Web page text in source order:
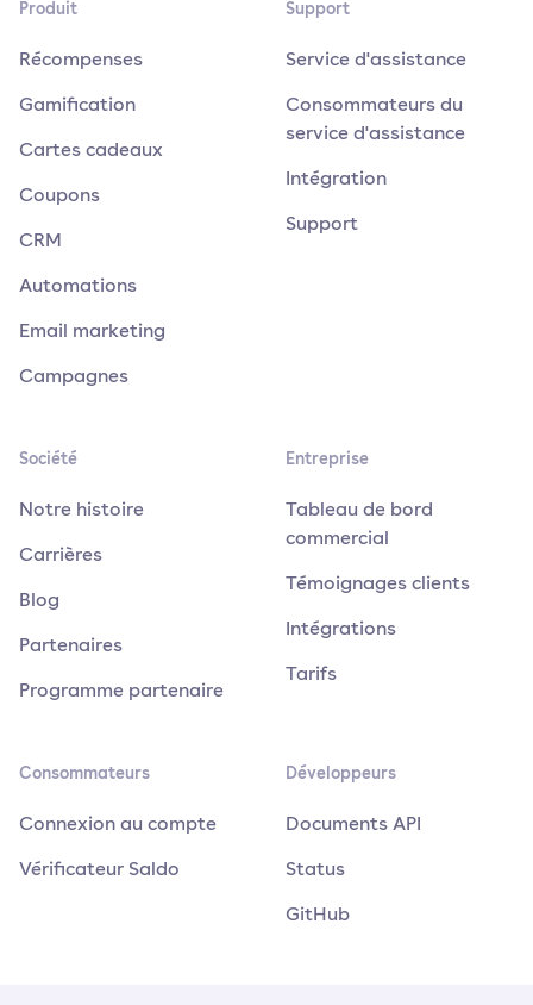
Produit
Récompenses
Gamification
Cartes cadeaux
Coupons
CRM
Automations
Email marketing
Campagnes
Support
Service d'assistance
Consommateurs du
service d'assistance
Intégration
Support
Société
Notre histoire
Carrières
Blog
Partenaires
Programme partenaire
Entreprise
Tableau de bord
commercial
Témoignages clients
Intégrations
Tarifs
Consommateurs
Connexion au compte
Vérificateur Saldo
Développeurs
Documents API
Status
GitHub